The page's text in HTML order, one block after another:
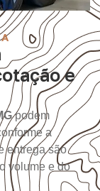
e
podem
a
entrega são
volume e do